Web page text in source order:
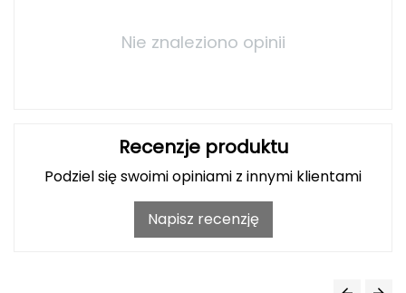
Grivel
Nie znaleziono opinii
Recenzje produktu
Podziel się swoimi opiniami z innymi klientami
Napisz recenzję